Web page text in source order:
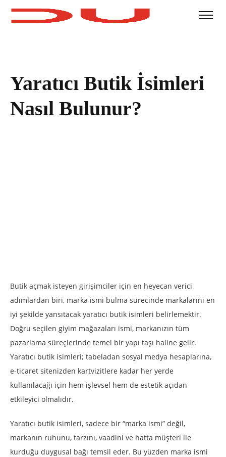
Yaratıcı Butik İsimleri
Nasıl Bulunur?
Butik açmak isteyen girişimciler için en heyecan verici
adımlardan biri, marka ismi bulma sürecinde markalarını en
iyi şekilde yansıtacak yaratıcı butik isimleri belirlemektir.
Doğru seçilen giyim mağazaları ismi, markanızın tüm
pazarlama süreçlerinde temel bir yapı taşı haline gelir.
Yaratıcı butik isimleri; tabeladan sosyal medya hesaplarına,
e-ticaret sitenizden kartvizitlere kadar her yerde
kullanılacağı için hem işlevsel hem de estetik açıdan
etkileyici olmalıdır.
Yaratıcı butik isimleri, sadece bir “marka ismi” değil,
markanın ruhunu, tarzını, vaadini ve hatta müşteri ile
kurduğu duygusal bağı temsil eder. Bu yüzden marka ismi